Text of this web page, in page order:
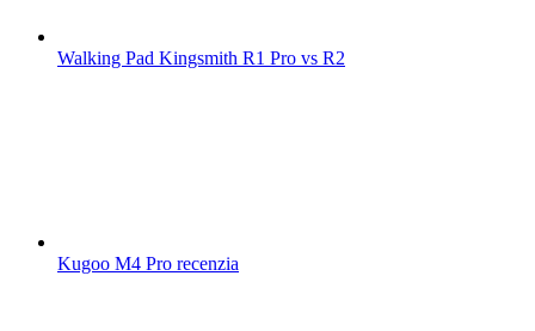
Walking Pad Kingsmith R1 Pro vs R2
Kugoo M4 Pro recenzia